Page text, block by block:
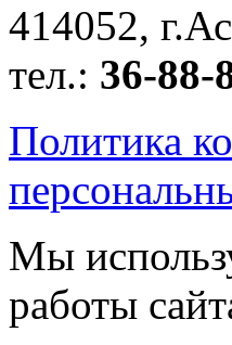
414052,
тел.: 36-88-
Политика
Мы
работы